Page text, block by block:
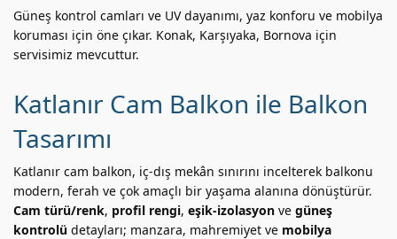
Güneş kontrol camları ve UV dayanımı, yaz konforu ve mobilya
koruması için öne çıkar. Konak, Karşıyaka, Bornova için
servisimiz mevcuttur.
Katlanır Cam Balkon ile Balkon
Tasarımı
Katlanır cam balkon, iç-dış mekân sınırını incelterek balkonu
modern, ferah ve çok amaçlı bir yaşama alanına dönüştürür.
Cam türü/renk, profil rengi, eşik-izolasyon ve güneş
kontrolü detayları; manzara, mahremiyet ve mobilya